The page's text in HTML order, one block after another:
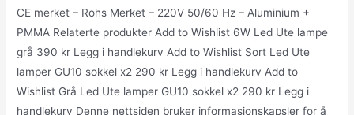
CE merket – Rohs Merket – 220V 50/60 Hz – Aluminium +
PMMA Relaterte produkter Add to Wishlist 6W Led Ute lampe
grå 390 kr Legg i handlekurv Add to Wishlist Sort Led Ute
lamper GU10 sokkel x2 290 kr Legg i handlekurv Add to
Wishlist Grå Led Ute lamper GU10 sokkel x2 290 kr Legg i
handlekurv Denne nettsiden bruker informasjonskapsler for å